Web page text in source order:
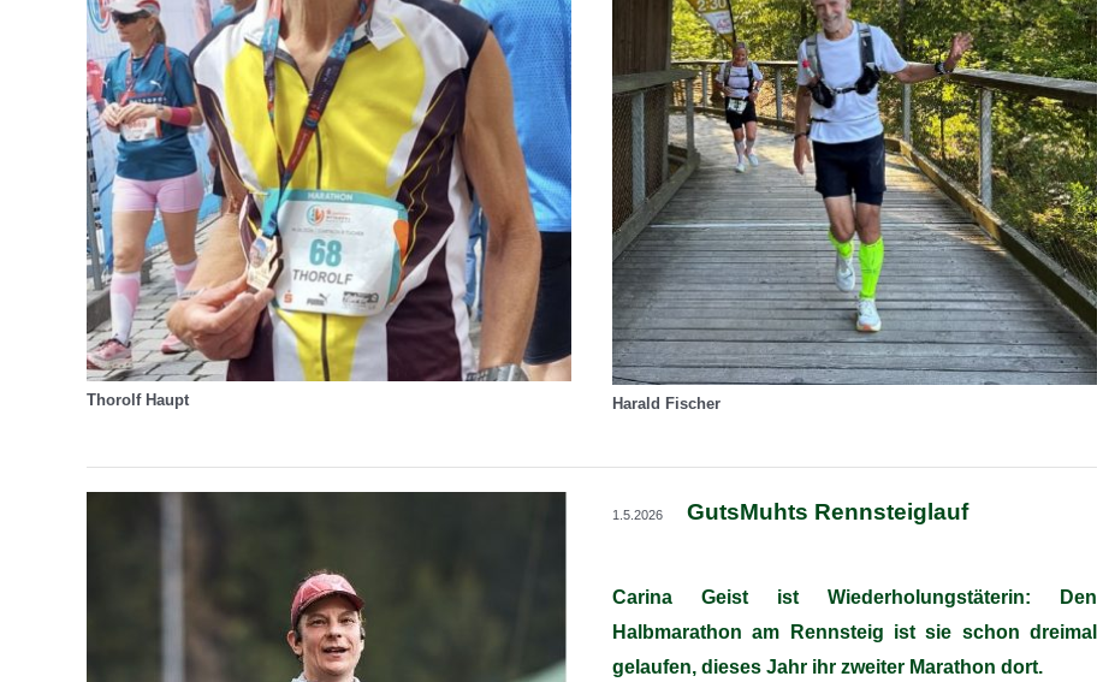
Thorolf Haupt Harald Fischer
1.5.2026 GutsMuhts Rennsteiglauf
Carina Geist ist Wiederholungstäterin: Den
Halbmarathon am Rennsteig ist sie schon dreimal
gelaufen, dieses Jahr ihr zweiter Marathon dort.